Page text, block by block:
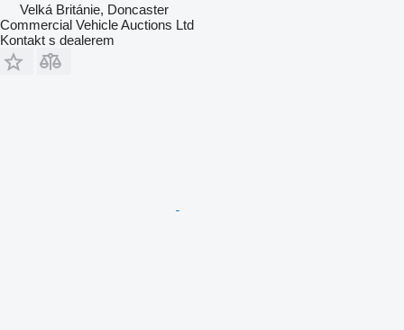
Velká Británie, Doncaster
Commercial Vehicle Auctions Ltd
Kontakt s dealerem